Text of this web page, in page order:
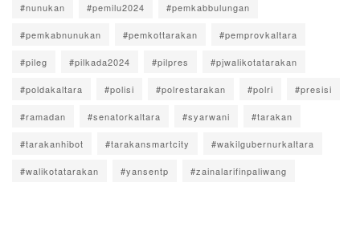
#nunukan #pemilu2024 #pemkabbulungan
#pemkabnunukan #pemkottarakan #pemprovkaltara
#pileg #pilkada2024 #pilpres #pjwalikotatarakan
#poldakaltara #polisi #polrestarakan #polri #presisi
#ramadan #senatorkaltara #syarwani #tarakan
#tarakanhibot #tarakansmartcity #wakilgubernurkaltara
#walikotatarakan #yansentp #zainalarifinpaliwang